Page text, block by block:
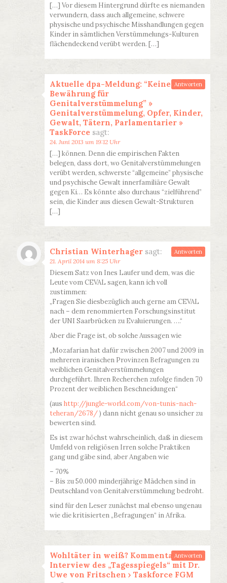
[…] Vor diesem Hintergrund dürfte es niemanden
verwundern, dass auch allgemeine, schwere
physische und psychische Misshandlungen gegen
Kinder in sämtlichen Verstümmelungs-Kulturen
flächendeckend verübt werden. […]
Aktuelle dpa-Meldung: “Keine
Bewährung für
Genitalverstümmelung” »
Genitalverstümmelung, Opfer, Kinder,
Gewalt, Tätern, Parlamentarier »
TaskForce sagt:
24. Juni 2013 um 19:12 Uhr
[…] können. Denn die empirischen Fakten
belegen, dass dort, wo Genitalverstümmelungen
verübt werden, schwerste “allgemeine” physische
und psychische Gewalt innerfamiliäre Gewalt
gegen Ki… Es könnte also durchaus “zielführend”
sein, die Kinder aus diesen Gewalt-Strukturen
[…]
Antworten
Christian Winterhager sagt:
21. April 2014 um 8:25 Uhr
Diesem Satz von Ines Laufer und dem, was die
Leute vom CEVAL sagen, kann ich voll
zustimmen:
„Fragen Sie diesbezüglich auch gerne am CEVAL
nach – dem renommierten Forschungsinstitut
der UNI Saarbrücken zu Evaluierungen. ….“
Aber die Frage ist, ob solche Aussagen wie
„Mozafarian hat dafür zwischen 2007 und 2009 in
mehreren iranischen Provinzen Befragungen zu
weiblichen Genitalverstümmelungen
durchgeführt. Ihren Recherchen zufolge finden 70
Prozent der weiblichen Beschneidungen“
(aus http://jungle-world.com/von-tunis-nach-
teheran/2678/) dann nicht genau so unsicher zu
bewerten sind.
Es ist zwar höchst wahrscheinlich, daß in diesem
Umfeld von religiösen Irren solche Praktiken
gang und gäbe sind, aber Angaben wie
– 70%
– Bis zu 50.000 minderjährige Mädchen sind in
Deutschland von Genitalverstümmelung bedroht.
sind für den Leser zunächst mal ebenso ungenau
wie die kritisierten „Befragungen“ in Afrika.
Antworten
Wohltäter in weiß? Kommentar zum
Interview des „Tagesspiegels“ mit Dr.
Uwe von Fritschen › Taskforce FGM
Antworten